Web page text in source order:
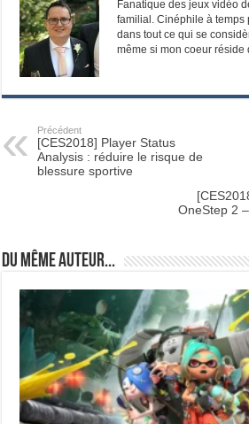
Fanatique des jeux vidéo
familial. Cinéphile à temps
dans tout ce qui se
même si mon coeur réside
Précédent
[CES2018] Player Status
Analysis : réduire le risque de
blessure sportive
OneStep 2
Du même auteur...